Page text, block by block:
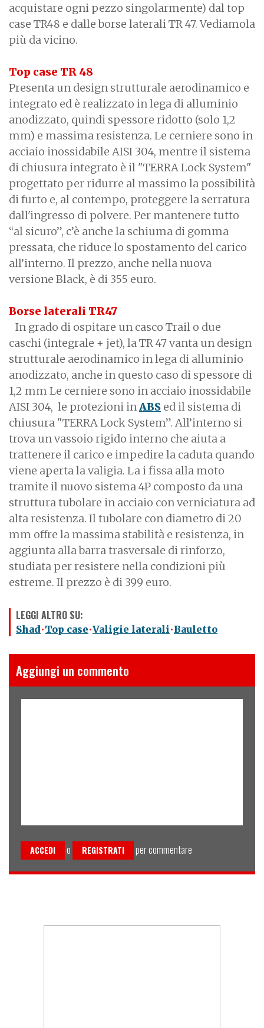
acquistare ogni pezzo singolarmente) dal top
case TR48 e dalle borse laterali TR 47. Vediamola
più da vicino.
Top case TR 48
Presenta un design strutturale aerodinamico e
integrato ed è realizzato in lega di alluminio
anodizzato, quindi spessore ridotto (solo 1,2
mm) e massima resistenza. Le cerniere sono in
acciaio inossidabile AISI 304, mentre il sistema
di chiusura integrato è il "TERRA Lock System"
progettato per ridurre al massimo la possibilità
di furto e, al contempo, proteggere la serratura
dall'ingresso di polvere. Per mantenere tutto
“al sicuro”, c’è anche la schiuma di gomma
pressata, che riduce lo spostamento del carico
all’interno. Il prezzo, anche nella nuova
versione Black, è di 355 euro.
Borse laterali TR47
In grado di ospitare un casco Trail o due
caschi (integrale + jet), la TR 47 vanta un design
strutturale aerodinamico in lega di alluminio
anodizzato, anche in questo caso di spessore di
1,2 mm Le cerniere sono in acciaio inossidabile
AISI 304, le protezioni inABS ed il sistema di
chiusura "TERRA Lock System”. All’interno si
trova un vassoio rigido interno che aiuta a
trattenere il carico e impedire la caduta quando
viene aperta la valigia. La i fissa alla moto
tramite il nuovo sistema 4P composto da una
struttura tubolare in acciaio con verniciatura ad
alta resistenza. Il tubolare con diametro di 20
mm offre la massima stabilità e resistenza, in
aggiunta alla barra trasversale di rinforzo,
studiata per resistere nella condizioni più
estreme. Il prezzo è di 399 euro.
LEGGI ALTRO SU:
Shad Top case Valigie laterali Bauletto
Aggiungi un commento
ACCEDI o REGISTRATI per commentare